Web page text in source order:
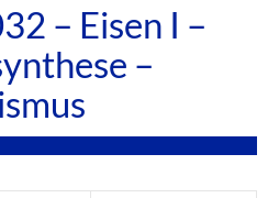
– Eisen I –
–